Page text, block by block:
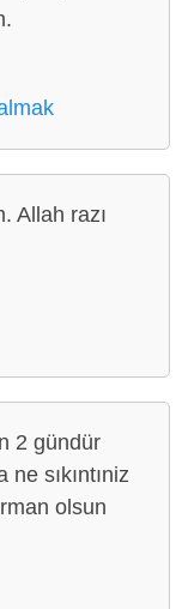
Allah razı
2 gündür
sıkıntıniz
olsun